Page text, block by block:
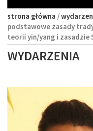
w
nagłówku
strona główna /
podstawowe zasady
teorii yin/yang i zasadzie
WYDARZENIA